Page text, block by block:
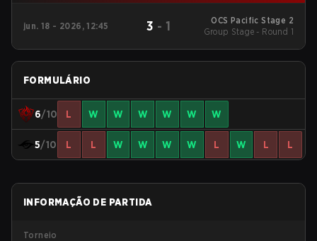
jun. 18 - 2026, 12:45 3 - 1
OCS Pacific Stage 2
Group Stage - Round 1
FORMULÁRIO
6/10 L W W W W W W
5/10 L L W W W W L W L L
INFORMAÇÃO DE PARTIDA
Torneio